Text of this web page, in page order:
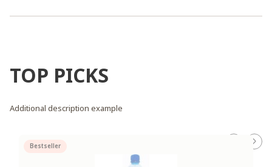
TOP PICKS
Additional description example
Bestseller